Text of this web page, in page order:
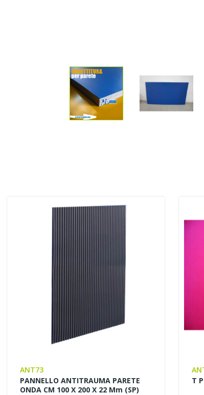
ANT73
PANNELLO ANTITRAUMA PARETE
ONDA CM 100 X 200 X 22 Mm (SP)
T